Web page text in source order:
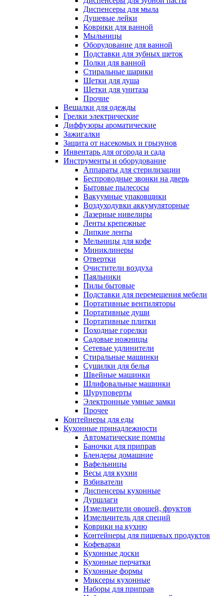
Диспенсеры для мыла
Душевые лейки
Коврики для ванной
Мыльницы
Оборудование для ванной
Подставки для зубных щеток
Полки для ванной
Стиральные шарики
Щетки для душа
Щетки для унитаза
Прочие
Вешалки для одежды
Грелки электрические
Диффузоры ароматические
Зажигалки
Защита от насекомых и грызунов
Инвентарь для огорода и сада
Инструменты и оборудование
Аппараты для стерилизации
Беспроводные звонки на дверь
Бытовые пылесосы
Вакуумные упаковщики
Воздуходувки аккумуляторные
Лазерные нивелиры
Ленты крепежные
Липкие ленты
Мельницы для кофе
Миниклинеры
Отвертки
Очистители воздуха
Паяльники
Пилы бытовые
Подставки для перемещения мебели
Портативные вентиляторы
Портативные души
Портативные плитки
Походные горелки
Садовые ножницы
Сетевые удлинители
Стиральные машинки
Сушилки для белья
Швейные машинки
Шлифовальные машинки
Шуруповерты
Электронные умные замки
Прочее
Контейнеры для еды
Кухонные принадлежности
Автоматические помпы
Баночки для приправ
Блендеры домашние
Вафельницы
Весы для кухни
Взбиватели
Диспенсеры кухонные
Дуршлаги
Измельчители овощей, фруктов
Измельчитель для специй
Коврики на кухню
Контейнеры для пищевых продуктов
Кофеварки
Кухонные доски
Кухонные перчатки
Кухонные формы
Миксеры кухонные
Наборы для приправ